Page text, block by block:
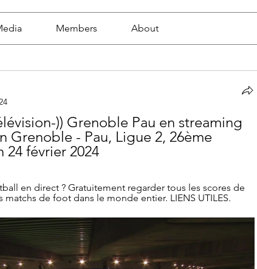
Members About
)) Grenoble Pau en streaming
Grenoble - Pau, Ligue 2, 26ème
24 février 2024
en direct ? Gratuitement regarder tous les scores de
de foot dans le monde entier. LIENS UTILES.